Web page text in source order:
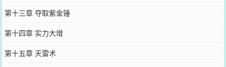
第十三章 夺取紫金锤
第十四章 实力大增
第十五章 天雷术